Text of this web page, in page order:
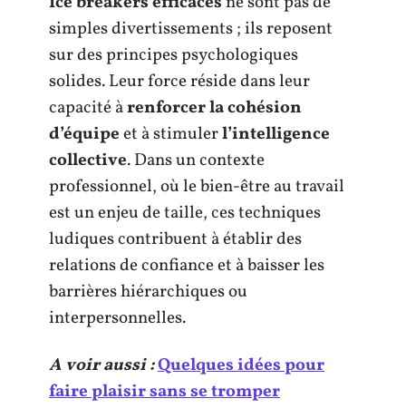
simples divertissements ; ils reposent
sur des principes psychologiques
solides. Leur force réside dans leur
capacité àrenforcer la cohésion
d’équipeet à stimulerl’intelligence
collective. Dans un contexte
professionnel, où le bien-être au travail
est un enjeu de taille, ces techniques
ludiques contribuent à établir des
relations de confiance et à baisser les
barrières hiérarchiques ou
interpersonnelles.
A voir aussi :Quelques idées pour
faire plaisir sans se tromper